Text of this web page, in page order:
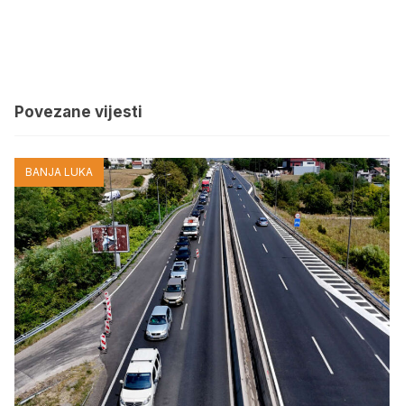
Povezane vijesti
BANJA LUKA